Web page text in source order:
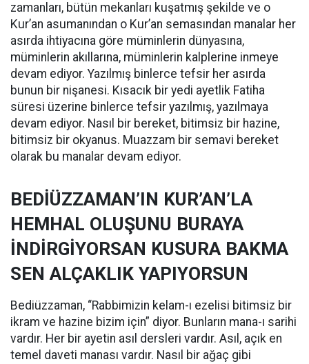
zamanları, bütün mekanları kuşatmış şekilde ve o
Kur’an asumanından o Kur’an semasından manalar her
asırda ihtiyacına göre müminlerin dünyasına,
müminlerin akıllarına, müminlerin kalplerine inmeye
devam ediyor. Yazılmış binlerce tefsir her asırda
bunun bir nişanesi. Kısacık bir yedi ayetlik Fatiha
süresi üzerine binlerce tefsir yazılmış, yazılmaya
devam ediyor. Nasıl bir bereket, bitimsiz bir hazine,
bitimsiz bir okyanus. Muazzam bir semavi bereket
olarak bu manalar devam ediyor.
BEDİÜZZAMAN’IN KUR’AN’LA
HEMHAL OLUŞUNU BURAYA
İNDİRGİYORSAN KUSURA BAKMA
SEN ALÇAKLIK YAPIYORSUN
Bediüzzaman, “Rabbimizin kelam-ı ezelisi bitimsiz bir
ikram ve hazine bizim için” diyor. Bunların mana-ı sarihi
vardır. Her bir ayetin asıl dersleri vardır. Asıl, açık en
temel daveti manası vardır. Nasıl bir ağaç gibi